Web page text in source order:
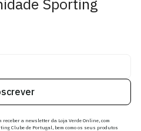
a newsletter da Loja Verde Online, com
Clube de Portugal, bem como os seus produtos